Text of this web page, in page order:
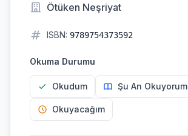
Ötüken Neşriyat
ISBN: 9789754373592
Okuma Durumu
Okudum Şu An Okuyorum
Okuyacağım